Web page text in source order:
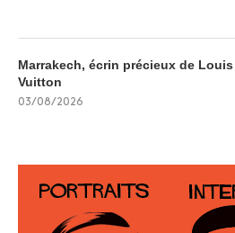
Marrakech, écrin précieux de Louis
Vuitton
03/08/2026